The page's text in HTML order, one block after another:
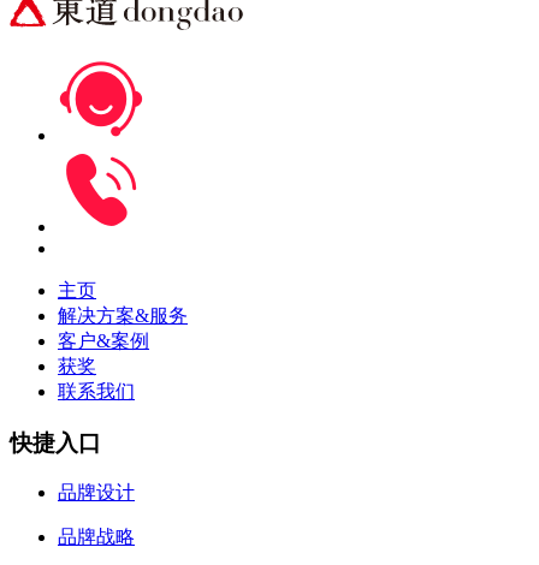
主页
解决方案&服务
客户&案例
获奖
联系我们
快捷入口
品牌设计
品牌战略